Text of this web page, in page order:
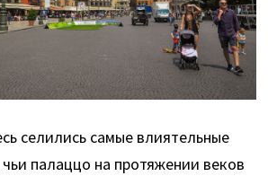
селились самые влиятельные
палаццо на протяжении веков